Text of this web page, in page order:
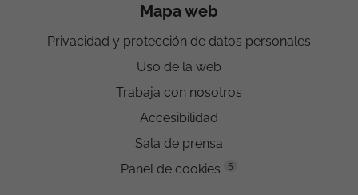
Mapa web
Privacidad y protección de datos personales
Uso de la web
Trabaja con nosotros
Accesibilidad
Sala de prensa
Panel de cookies
5